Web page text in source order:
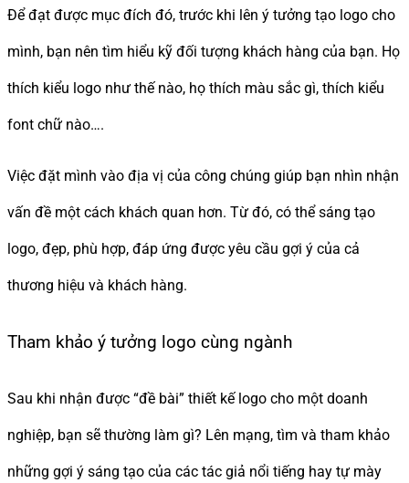
Để đạt được mục đích đó, trước khi lên ý tưởng tạo logo cho
mình, bạn nên tìm hiểu kỹ đối tượng khách hàng của bạn. Họ
thích kiểu logo như thế nào, họ thích màu sắc gì, thích kiểu
font chữ nào….
Việc đặt mình vào địa vị của công chúng giúp bạn nhìn nhận
vấn đề một cách khách quan hơn. Từ đó, có thể sáng tạo
logo, đẹp, phù hợp, đáp ứng được yêu cầu gợi ý của cả
thương hiệu và khách hàng.
Tham khảo ý tưởng logo cùng ngành
Sau khi nhận được “đề bài” thiết kế logo cho một doanh
nghiệp, bạn sẽ thường làm gì? Lên mạng, tìm và tham khảo
những gợi ý sáng tạo của các tác giả nổi tiếng hay tự mày